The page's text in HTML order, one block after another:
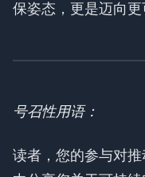
保姿态，更是迈向更
号召性用语：
读者，您的参与对